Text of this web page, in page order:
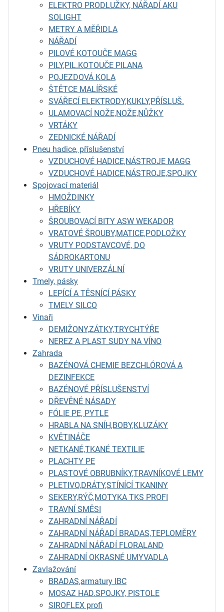
ELEKTRO PRODLUŽKY, NÁŘADÍ AKU
SOLIGHT
METRY A MĚŘIDLA
NÁŘADÍ
PILOVÉ KOTOUČE MAGG
PILY,PIL.KOTOUČE PILANA
POJEZDOVÁ KOLA
ŠTĚTCE MALÍŘSKÉ
SVÁŘECÍ ELEKTRODY,KUKLY,PŘÍSLUŠ.
ULAMOVACÍ NOŽE,NOŽE,NŮŽKY
VRTÁKY
ZEDNICKÉ NÁŘADÍ
Pneu hadice, příslušenství
VZDUCHOVÉ HADICE,NÁSTROJE MAGG
VZDUCHOVÉ HADICE,NÁSTROJE,SPOJKY
Spojovací materiál
HMOŽDINKY
HŘEBÍKY
ŠROUBOVACÍ BITY ASW WEKADOR
VRATOVÉ ŠROUBY,MATICE,PODLOŽKY
VRUTY PODSTAVCOVÉ, DO
SÁDROKARTONU
VRUTY UNIVERZÁLNÍ
Tmely, pásky
LEPÍCÍ A TĚSNÍCÍ PÁSKY
TMELY SILCO
Vinaři
DEMIŽONY,ZÁTKY,TRYCHTÝŘE
NEREZ A PLAST SUDY NA VÍNO
Zahrada
BAZÉNOVÁ CHEMIE BEZCHLÓROVÁ A
DEZINFEKCE
BAZÉNOVÉ PŘÍSLUŠENSTVÍ
DŘEVĚNÉ NÁSADY
FÓLIE PE, PYTLE
HRABLA NA SNÍH,BOBY,KLUZÁKY
KVĚTINÁČE
NETKANÉ,TKANÉ TEXTILIE
PLACHTY PE
PLASTOVÉ OBRUBNÍKY,TRAVNÍKOVÉ LEMY
PLETIVO,DRÁTY,STÍNÍCÍ TKANINY
SEKERY,RÝČ,MOTYKA TKS PROFI
TRAVNÍ SMĚSI
ZAHRADNÍ NÁŘADÍ
ZAHRADNÍ NÁŘADÍ BRADAS,TEPLOMĚRY
ZAHRADNÍ NÁŘADÍ FLORALAND
ZAHRADNÍ OKRASNÉ UMYVADLA
Zavlažování
BRADAS,armatury IBC
MOSAZ HAD.SPOJKY, PISTOLE
SIROFLEX profi